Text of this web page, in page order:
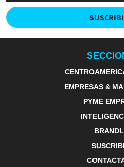
EMPRESAS &
PYME